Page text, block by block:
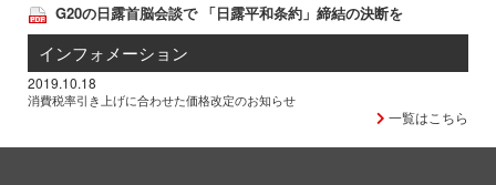
G20の日露首脳会談で 「日露平和条約」締結の決断を
インフォメーション
2019.10.18
消費税率引き上げに合わせた価格改定のお知らせ
一覧はこちら